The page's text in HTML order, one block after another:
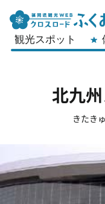
観光スポット
北九
きたき